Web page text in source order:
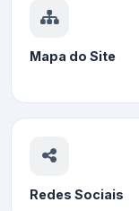
Mapa do Site
Redes Sociais